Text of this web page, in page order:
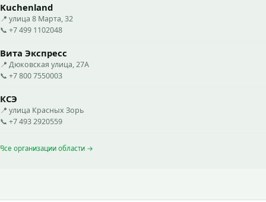
Kuchenland
📍 улица 8 Марта, 32
📞 +7 499 1102048
Вита Экспресс
📍 Дюковская улица, 27А
📞 +7 800 7550003
КСЭ
📍 улица Красных Зорь
📞 +7 493 2920559
Все организации области →